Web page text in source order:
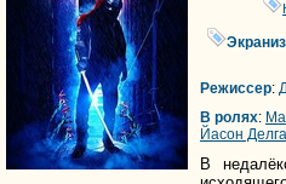
Режиссер:
В ролях:
Йасон
В